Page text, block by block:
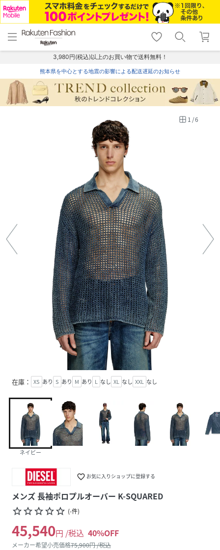
menu home
トップ
shopping_cart lock_outline
ログイン
3,980円(税込)以上のお買い物で送料無料！
熊本県を中心とする地震の影響による配送遅延のお知らせ
1 /6
在庫： XS あり S あり M あり L なし XL なし XXL なし
ネイビー
favorite_border お気に入りショップに登録する
メンズ 長袖ポロプルオーバー K-SQUARED
star_borderstar_borderstar_borderstar_borderstar_border (-件)
45,540円 /税込 40%OFF
メーカー希望小売価格75,900円 /税込